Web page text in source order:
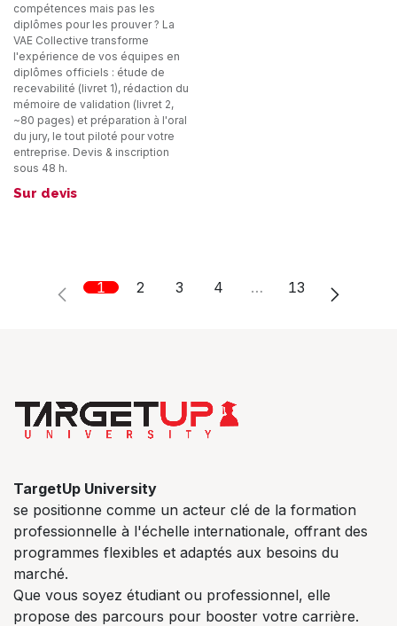
compétences mais pas les
diplômes pour les prouver ? La
VAE Collective transforme
l'expérience de vos équipes en
diplômes officiels : étude de
recevabilité (livret 1), rédaction du
mémoire de validation (livret 2,
~80 pages) et préparation à l'oral
du jury, le tout piloté pour votre
entreprise. Devis & inscription
sous 48 h.
Sur devis
1 2 3 4 … 13
TargetUp University
se positionne comme un acteur clé de la formation
professionnelle à l'échelle internationale, offrant des
programmes flexibles et adaptés aux besoins du
marché.
Que vous soyez étudiant ou professionnel, elle
propose des parcours pour booster votre carrière.